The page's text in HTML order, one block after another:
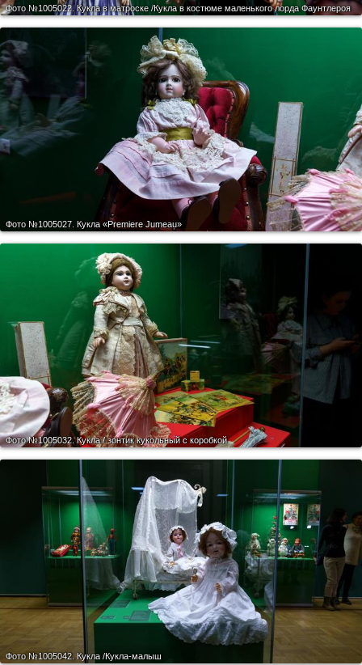
Фото №1005022.Кукла в матроске /Кукла в костюме маленького лорда Фаунтлероя
Фото №1005027. Кукла «Premiere Jumeau»
Фото №1005032.Кукла / зонтик кукольный с коробкой
Фото №1005042. Кукла /Кукла-малыш